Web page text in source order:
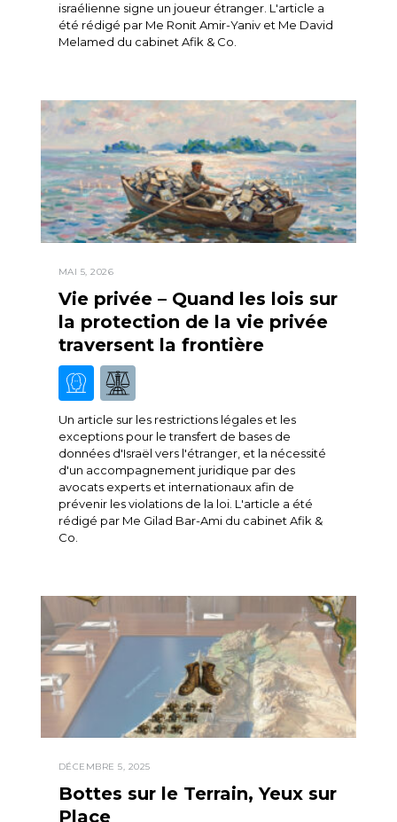
israélienne signe un joueur étranger. L'article a
été rédigé par Me Ronit Amir-Yaniv et Me David
Melamed du cabinet Afik & Co.
MAI 5, 2026
Vie privée – Quand les lois sur
la protection de la vie privée
traversent la frontière
Un article sur les restrictions légales et les
exceptions pour le transfert de bases de
données d'Israël vers l'étranger, et la nécessité
d'un accompagnement juridique par des
avocats experts et internationaux afin de
prévenir les violations de la loi. L'article a été
rédigé par Me Gilad Bar-Ami du cabinet Afik &
Co.
DÉCEMBRE 5, 2025
Bottes sur le Terrain, Yeux sur
Place